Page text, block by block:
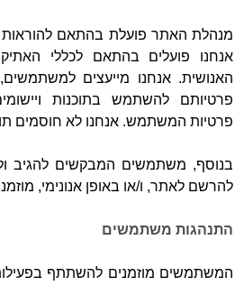
מנהלת האתר פועלת בהתאם להוראות
אנחנו פועלים בהתאם לכללי
האנושית. אנחנו מייעצים
פרטיותם להשתמש בתוכנות
פרטיות המשתמש. אנחנו לא חוסמים
בנוסף, משתמשים המבקשים להגיב
להרשם לאתר, ו/או באופן אנונימי,
התנהגות משתמשים
המשתמשים מוזמנים להשתתף